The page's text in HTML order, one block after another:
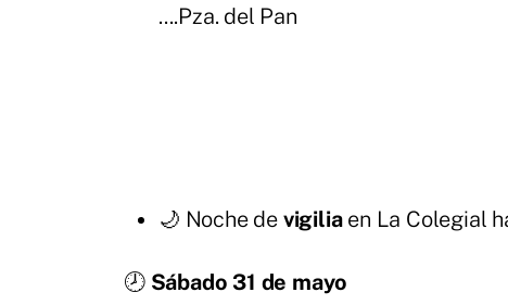
....Pza. del Pan
🌙 Noche de vigiliaen La Colegial
🕗 Sábado 31 de mayo